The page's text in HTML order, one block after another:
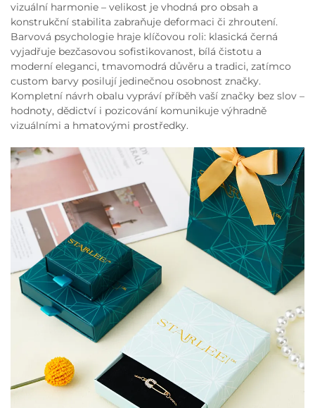
vizuální harmonie – velikost je vhodná pro obsah a
konstrukční stabilita zabraňuje deformaci či zhroutení.
Barvová psychologie hraje klíčovou roli: klasická černá
vyjadřuje bezčasovou sofistikovanost, bílá čistotu a
moderní eleganci, tmavomodrá důvěru a tradici, zatímco
custom barvy posilují jedinečnou osobnost značky.
Kompletní návrh obalu vypráví příběh vaší značky bez slov –
hodnoty, dědictví i pozicování komunikuje výhradně
vizuálními a hmatovými prostředky.